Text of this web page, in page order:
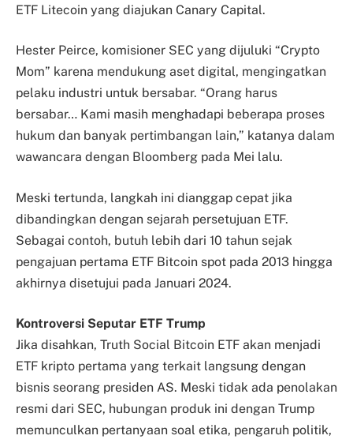
ETF Litecoin yang diajukan Canary Capital.
Hester Peirce, komisioner SEC yang dijuluki “Crypto
Mom” karena mendukung aset digital, mengingatkan
pelaku industri untuk bersabar. “Orang harus
bersabar… Kami masih menghadapi beberapa proses
hukum dan banyak pertimbangan lain,” katanya dalam
wawancara dengan Bloomberg pada Mei lalu.
Meski tertunda, langkah ini dianggap cepat jika
dibandingkan dengan sejarah persetujuan ETF.
Sebagai contoh, butuh lebih dari 10 tahun sejak
pengajuan pertama ETF Bitcoin spot pada 2013 hingga
akhirnya disetujui pada Januari 2024.
Kontroversi Seputar ETF Trump
Jika disahkan, Truth Social Bitcoin ETF akan menjadi
ETF kripto pertama yang terkait langsung dengan
bisnis seorang presiden AS. Meski tidak ada penolakan
resmi dari SEC, hubungan produk ini dengan Trump
memunculkan pertanyaan soal etika, pengaruh politik,